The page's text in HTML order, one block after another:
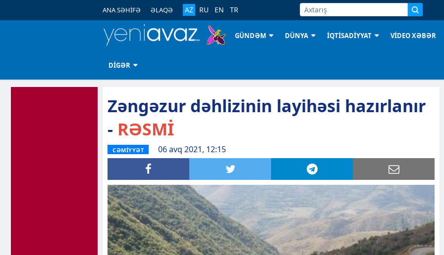
ANA SƏHİFƏ ƏLAQƏ AZ RU EN TR
GÜNDƏM DÜNYA İQTİSADİYYAT VİDEO XƏBƏR
DİGƏR
Zəngəzur dəhlizinin layihəsi hazırlanır
- RƏSMİ
CƏMİYYƏT 06 avq 2021, 12:15